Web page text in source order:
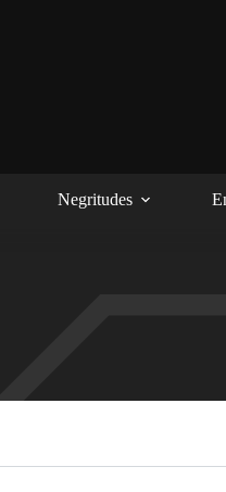
Negritudes